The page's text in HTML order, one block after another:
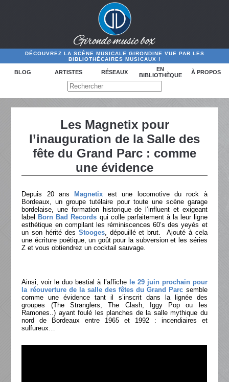
DÉCOUVREZ LA SCÈNE MUSICALE GIRONDINE VUE PAR LES
BIBLIOTHÉCAIRES MUSICAUX !
BLOG ARTISTES RÉSEAUX
EN
BIBLIOTHÈQUE
À PROPOS
Les Magnetix pour
l’inauguration de la Salle des
fête du Grand Parc : comme
une évidence
Depuis 20 ans Magnetix
est une locomotive du rock à
Bordeaux, un groupe tutélaire pour toute une scène garage
bordelaise, une formation historique de l’influent et exigeant
label
Born Bad Records qui colle parfaitement à la leur ligne
esthétique en compilant les réminiscences 60’s des yeyés et
un son hérité des Stooges, dépouillé et brut. Ajouté à cela
une écriture poétique, un goût pour la subversion et les séries
Z et vous obtiendrez un cocktail sauvage.
Ainsi, voir le duo bestial à l’affiche le 29 juin prochain pour
la réouverture de la salle des fêtes du Grand Parc semble
comme une évidence tant il s’inscrit dans la lignée des
groupes (The Stranglers, The Clash, Iggy Pop ou les
Ramones..) ayant foulé les planches de la salle mythique du
nord de Bordeaux entre 1965 et 1992 : incendiaires et
sulfureux…